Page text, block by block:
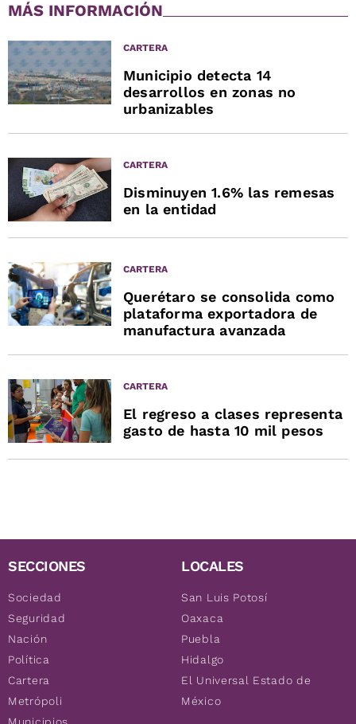
MÁS INFORMACIÓN
CARTERA
Municipio detecta 14
desarrollos en zonas no
urbanizables
CARTERA
Disminuyen 1.6% las remesas
en la entidad
CARTERA
Querétaro se consolida como
plataforma exportadora de
manufactura avanzada
CARTERA
El regreso a clases representa
gasto de hasta 10 mil pesos
SECCIONES
Sociedad
Seguridad
Nación
Política
Cartera
Metrópoli
LOCALES
San Luis Potosí
Oaxaca
Puebla
Hidalgo
El Universal Estado de
México